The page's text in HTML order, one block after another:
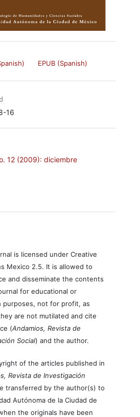
EPUB (Spanish)
16
12 (2009): diciembre
is licensed under Creative
Mexico 2.5. It is allowed to
and disseminate the contents
for educational or
purposes, not for profit, as
are not mutilated and cite
(Andamios, Revista de
Social) and the author.
of the articles published in
Revista de Investigación
transferred by the author(s) to
Autónoma de la Ciudad de
the originals have been